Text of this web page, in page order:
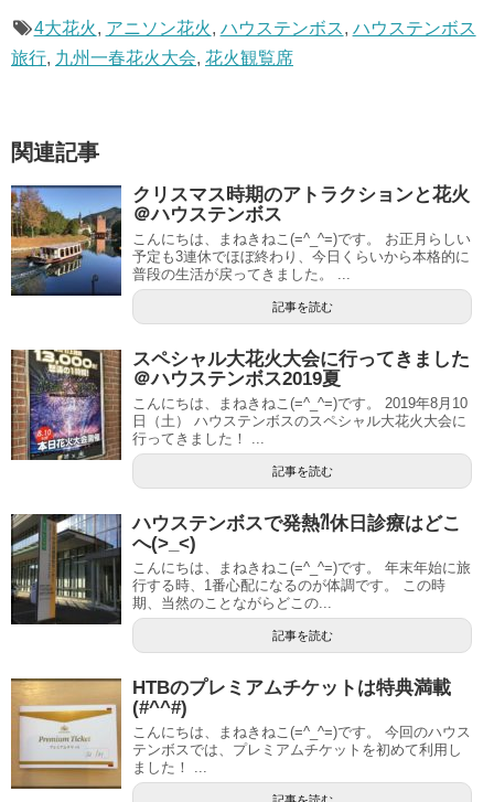
4大花火, アニソン花火, ハウステンボス, ハウステンボス
旅行, 九州一春花火大会, 花火観覧席
関連記事
クリスマス時期のアトラクションと花火
＠ハウステンボス
こんにちは、まねきねこ(=^_^=)です。 お正月らしい
予定も3連休でほぼ終わり、今日くらいから本格的に
普段の生活が戻ってきました。 ...
記事を読む
スペシャル大花火大会に行ってきました
＠ハウステンボス2019夏
こんにちは、まねきねこ(=^_^=)です。 2019年8月10
日（土） ハウステンボスのスペシャル大花火大会に
行ってきました！ ...
記事を読む
ハウステンボスで発熱⁈休日診療はどこ
へ(>_<)
こんにちは、まねきねこ(=^_^=)です。 年末年始に旅
行する時、1番心配になるのが体調です。 この時
期、当然のことながらどこの...
記事を読む
HTBのプレミアムチケットは特典満載
(#^^#)
こんにちは、まねきねこ(=^_^=)です。 今回のハウス
テンボスでは、プレミアムチケットを初めて利用し
ました！ ...